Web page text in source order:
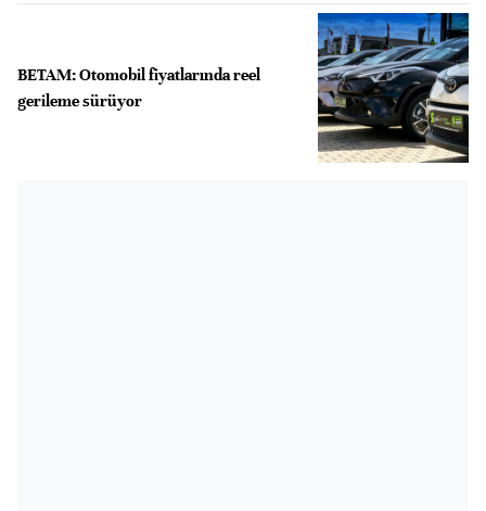
BETAM: Otomobil fiyatlarında reel
gerileme sürüyor